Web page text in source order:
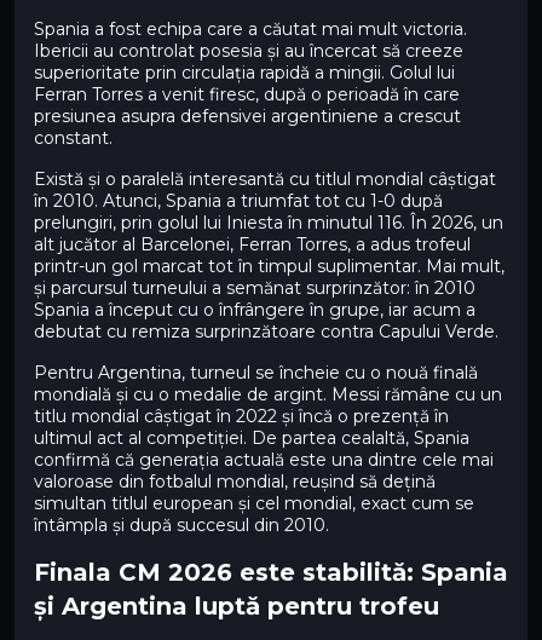
Spania a fost echipa care a căutat mai mult victoria.
Ibericii au controlat posesia și au încercat să creeze
superioritate prin circulația rapidă a mingii. Golul lui
Ferran Torres a venit firesc, după o perioadă în care
presiunea asupra defensivei argentiniene a crescut
constant.
Există și o paralelă interesantă cu titlul mondial câștigat
în 2010. Atunci, Spania a triumfat tot cu 1-0 după
prelungiri, prin golul lui Iniesta în minutul 116. În 2026, un
alt jucător al Barcelonei, Ferran Torres, a adus trofeul
printr-un gol marcat tot în timpul suplimentar. Mai mult,
și parcursul turneului a semănat surprinzător: în 2010
Spania a început cu o înfrângere în grupe, iar acum a
debutat cu remiza surprinzătoare contra Capului Verde.
Pentru Argentina, turneul se încheie cu o nouă finală
mondială și cu o medalie de argint. Messi rămâne cu un
titlu mondial câștigat în 2022 și încă o prezență în
ultimul act al competiției. De partea cealaltă, Spania
confirmă că generația actuală este una dintre cele mai
valoroase din fotbalul mondial, reușind să dețină
simultan titlul european și cel mondial, exact cum se
întâmpla și după succesul din 2010.
Finala CM 2026 este stabilită: Spania
și Argentina luptă pentru trofeu